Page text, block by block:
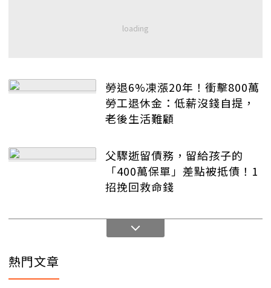
勞退6%凍漲20年！衝擊800萬
勞工退休金：低薪沒錢自提，
老後生活難顧
父驟逝留債務，留給孩子的
「400萬保單」差點被抵債！1
招挽回救命錢
熱門文章